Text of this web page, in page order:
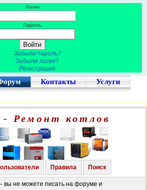
Логин
Пароль
Забыли пароль?
Забыли логин?
Регистрация
Контакты Услуги
Ремонт котлов
Правила Поиск
вы не можете писать на форуме и